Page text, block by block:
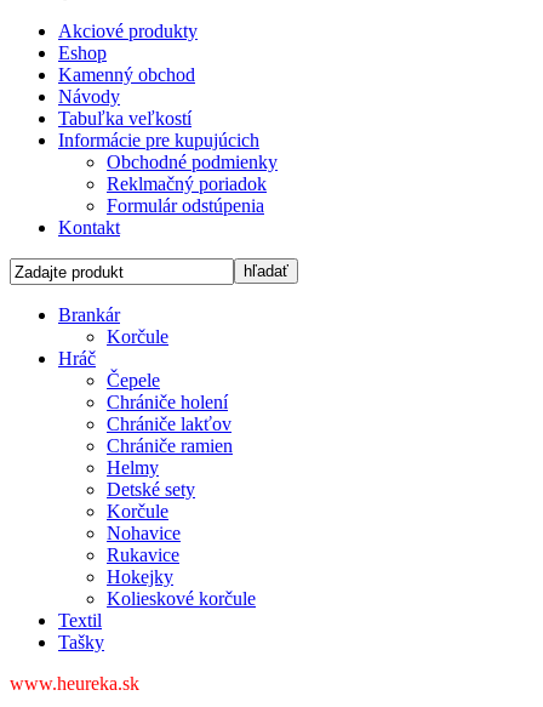
Akciové produkty
Eshop
Kamenný obchod
Návody
Tabuľka veľkostí
Informácie pre kupujúcich
Obchodné podmienky
Reklmačný poriadok
Formulár odstúpenia
Kontakt
Brankár
Korčule
Hráč
Čepele
Chrániče holení
Chrániče lakťov
Chrániče ramien
Helmy
Detské sety
Korčule
Nohavice
Rukavice
Hokejky
Kolieskové korčule
Textil
Tašky
www.heureka.sk